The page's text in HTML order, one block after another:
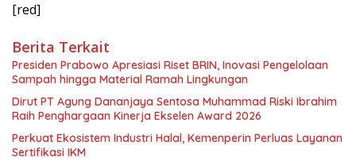
[red]
Berita Terkait
Presiden Prabowo Apresiasi Riset BRIN, Inovasi Pengelolaan
Sampah hingga Material Ramah Lingkungan
Dirut PT Agung Dananjaya Sentosa Muhammad Riski Ibrahim
Raih Penghargaan Kinerja Ekselen Award 2026
Perkuat Ekosistem Industri Halal, Kemenperin Perluas Layanan
Sertifikasi IKM